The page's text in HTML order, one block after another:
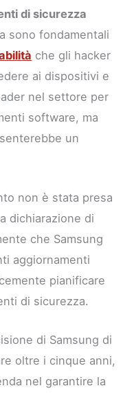
di sicurezza
sono fondamentali
che gli hacker
ai dispositivi e
nel settore per
software, ma
un
non è stata presa
dichiarazione di
che Samsung
aggiornamenti
pianificare
di sicurezza.
di Samsung di
oltre i cinque anni,
nel garantire la